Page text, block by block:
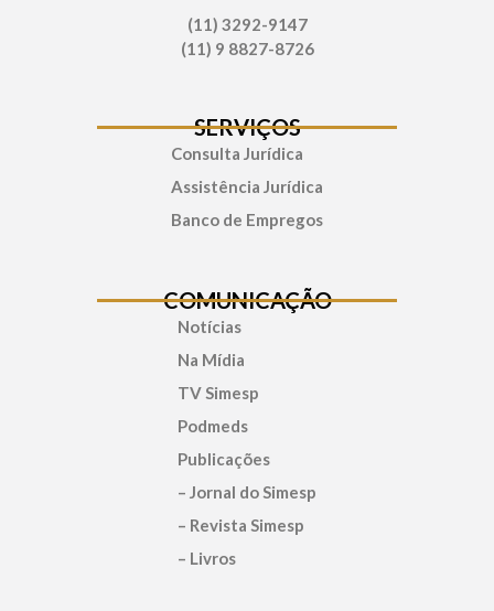
(11) 3292-9147
(11) 9 8827-8726
SERVIÇOS
Consulta Jurídica
Assistência Jurídica
Banco de Empregos
COMUNICAÇÃO
Notícias
Na Mídia
TV Simesp
Podmeds
Publicações
– Jornal do Simesp
– Revista Simesp
– Livros